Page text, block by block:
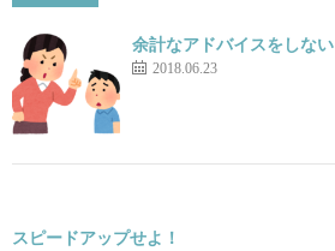
余計なアドバイスをしない
2018.06.23
スピードアップせよ！